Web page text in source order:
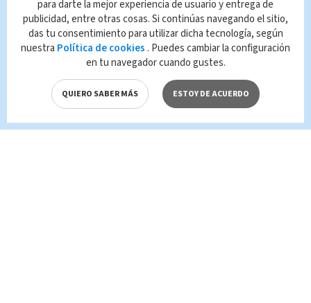
Queda prohibida la reproducción total o
parcial del contenido de esta página, mismo
que es propiedad de TELEDIARIO; su
reproducción no autorizada constituye una
infracción y un delito de conformidad con las
leyes aplicables.
para darte la mejor experiencia de usuario y entrega de
publicidad, entre otras cosas. Si continúas navegando el sitio,
das tu consentimiento para utilizar dicha tecnología, según
nuestra Política de cookies . Puedes cambiar la configuración
en tu navegador cuando gustes.
QUIERO SABER MÁS ESTOY DE ACUERDO